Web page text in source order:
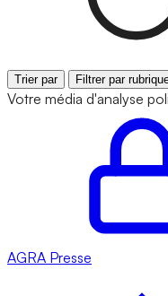
Trier par Filtrer par
Votre média d'analyse
AGRA Presse